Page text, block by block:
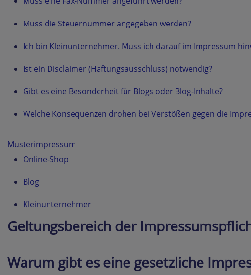
Muss die Steuernummer angegeben werden?
Ich bin Kleinunternehmer. Muss ich darauf im Impressum
Ist ein Disclaimer (Haftungsausschluss) notwendig?
Gibt es eine Besonderheit für Blogs oder Blog-Inhalte?
Welche Konsequenzen drohen bei Verstößen gegen die
Musterimpressum
Online-Shop
Blog
Kleinunternehmer
Geltungsbereich der
Warum gibt es eine gesetzliche